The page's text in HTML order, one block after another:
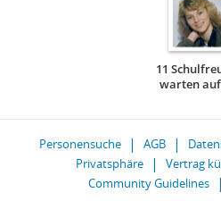
11
warten auf
Personensuche AGB
Privatsphäre
Vertrag
Community Guidelines